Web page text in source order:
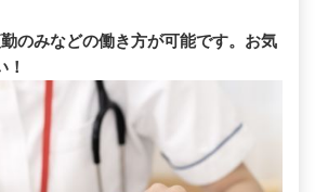
のみなどの働き方が可能です。お気